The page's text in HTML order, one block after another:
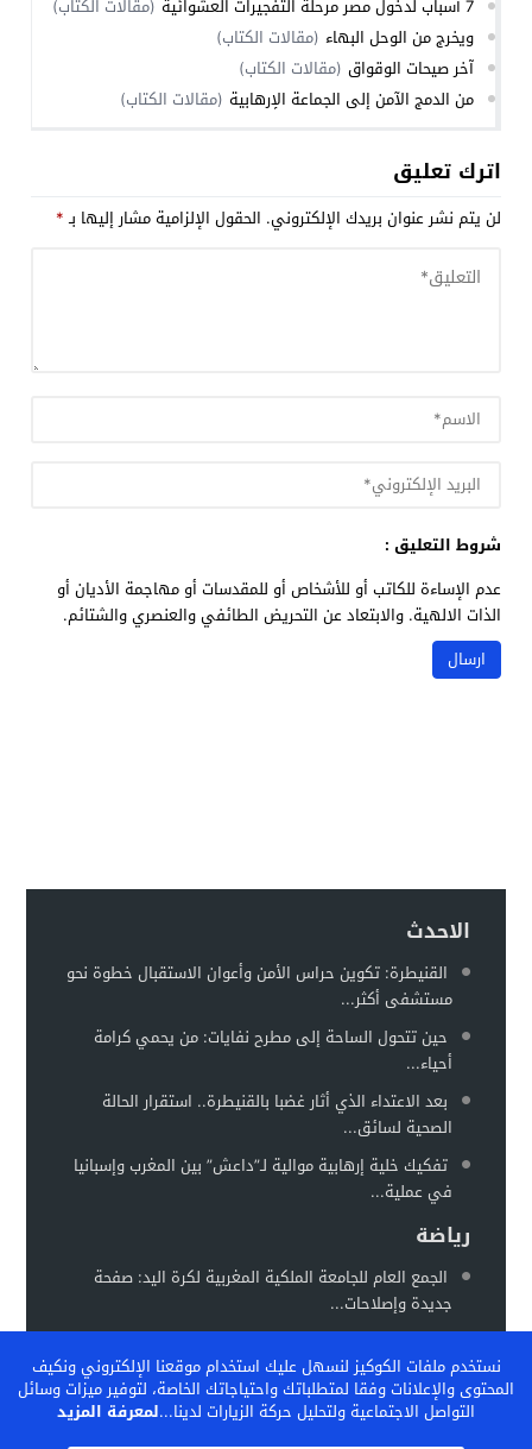
7 أسباب لدخول مصر مرحلة التفجيرات العشوائية
(مقالات الكتاب)
ويخرج من الوحل البهاء (مقالات الكتاب)
آخر صيحات الوقواق (مقالات الكتاب)
من الدمج الآمن إلى الجماعة الإرهابية (مقالات الكتاب)
اترك تعليق
لن يتم نشر عنوان بريدك الإلكتروني. الحقول الإلزامية مشار إليها بـ*
شروط التعليق :
عدم الإساءة للكاتب أو للأشخاص أو للمقدسات أو مهاجمة الأديان أو
الذات الالهية. والابتعاد عن التحريض الطائفي والعنصري والشتائم.
الاحدث
القنيطرة: تكوين حراس الأمن وأعوان الاستقبال خطوة نحو
مستشفى أكثر...
حين تتحول الساحة إلى مطرح نفايات: من يحمي كرامة
أحياء...
بعد الاعتداء الذي أثار غضبا بالقنيطرة.. استقرار الحالة
الصحية لسائق...
تفكيك خلية إرهابية موالية لـ”داعش” بين المغرب وإسبانيا
في عملية...
رياضة
الجمع العام للجامعة الملكية المغربية لكرة اليد: صفحة
جديدة وإصلاحات...
جديد خلال...
الفيفا تشيد بالنموذج المغربي لتكوين المواهب… والمغرب
نستخدم ملفات الكوكيز لنسهل عليك استخدام موقعنا الإلكتروني ونكيف
المحتوى والإعلانات وفقا لمتطلباتك واحتياجاتك الخاصة، لتوفير ميزات وسائل
التواصل الاجتماعية ولتحليل حركة الزيارات لدينا...لمعرفة المزيد